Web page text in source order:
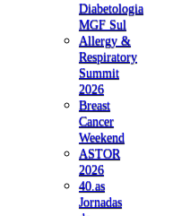
Diabetologia
MGF Sul
Allergy &
Respiratory
Summit
2026
Breast
Cancer
Weekend
ASTOR
2026
40.as
Jornadas